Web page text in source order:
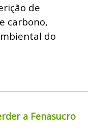
de
carbono,
do
a Fenasucro